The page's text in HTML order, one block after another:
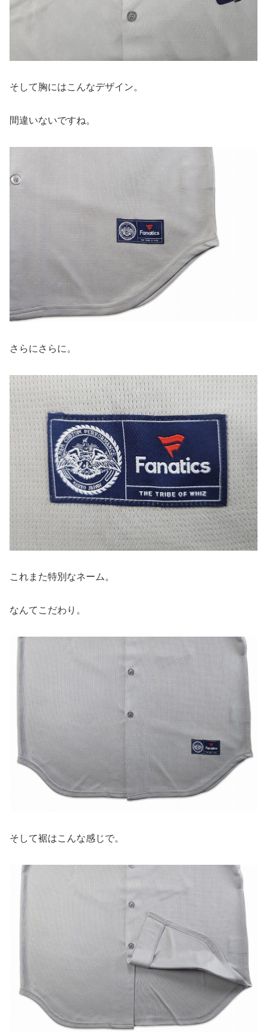
そして胸にはこんなデザイン。
間違いないですね。
さらにさらに。
これまた特別なネーム。
なんてこだわり。
そして裾はこんな感じで。